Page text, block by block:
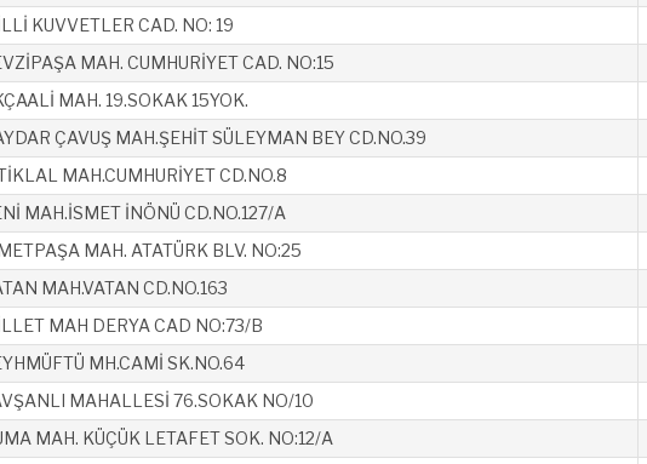
KUVVETLER CAD. NO: 19
MAH. CUMHURİYET CAD. NO:15
MAH. 19.SOKAK 15YOK.
ÇAVUŞ MAH.ŞEHİT SÜLEYMAN BEY CD.NO.39
MAH.CUMHURİYET CD.NO.8
MAH.İSMET İNÖNÜ CD.NO.127/A
MAH. ATATÜRK BLV. NO:25
MAH.VATAN CD.NO.163
MAH DERYA CAD NO:73/B
MH.CAMİ SK.NO.64
MAHALLESİ 76.SOKAK NO/10
MAH. KÜÇÜK LETAFET SOK. NO:12/A